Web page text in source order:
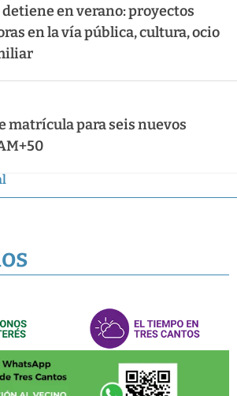
detiene en verano: proyectos
en la vía pública, cultura, ocio
matrícula para seis nuevos